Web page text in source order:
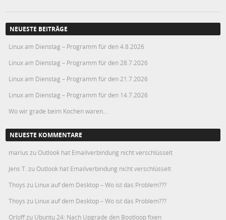
NEUESTE BEITRÄGE
Linux am Dienstag – Programm für den 4.8.2026
Linux am Dienstag – Programm für den 28.7.2026
Linux am Dienstag – Programm für den 21.7.2026
Linux am Dienstag – Programm für den 14.7.2026
Wo wir grade beim Kochen waren…
NEUESTE KOMMENTARE
marius zu Outlook hat Emailverbindung nicht verschlüsselt
Jens T. zu Outlook hat Emailverbindung nicht verschlüsselt
Thoys zu Linux auf dem Desktop – Wo ist das Problem???
Thoys zu Linux auf dem Desktop – Wo ist das Problem???
Orloffzu Ubuntu 24: Nach Upgrade den Bootloop fixen